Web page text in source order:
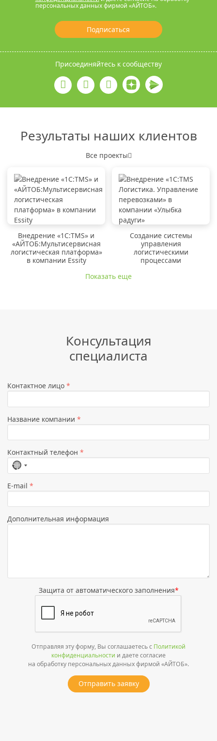
персональных данных фирмой «АЙТОБ».
Подписаться
Присоединяйтесь к сообществу
Результаты наших клиентов
Все проекты
Внедрение «1C:TMS» и
«АЙТОБ:Мультисервисная
логистическая платформа»
в компании Essity
Создание системы
управления
логистическими
процессами
Показать еще
Консультация
специалиста
Контактное лицо *
Название компании *
Контактный телефон *
Страна
не
выбрана
E-mail *
Дополнительная информация
Защита от автоматического заполнения*
Отправляя эту форму, Вы соглашаетесь с Политикой
конфиденциальности и даете согласие
на обработку персональных данных фирмой «АЙТОБ».
Отправить заявку